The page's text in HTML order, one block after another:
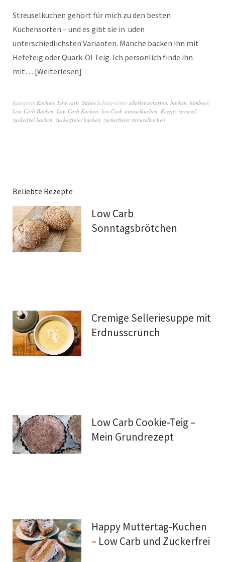
Streuselkuchen gehört für mich zu den besten
Kuchensorten – und es gibt sie in uden
unterschiedlichsten Varianten. Manche backen ihn mit
Hefeteig oder Quark-Öl Teig. Ich persönlich finde ihn
mit… Weiterlesen
Kategorie Kuchen Low carb Süßes Schlagwörterallerleizuckerfrei backen himbeer,
Low Carb Backen Low Carb Kuchen low Carb streuselkuchen Rezept streusel
zuckerfrei backen zuckerfreier kuchen zuckerfreier streuselkuchen
Beliebte Rezepte
Low Carb
Sonntagsbrötchen
Cremige Selleriesuppe mit
Erdnusscrunch
Low Carb Cookie-Teig –
Mein Grundrezept
Happy Muttertag-Kuchen
– Low Carb und Zuckerfrei